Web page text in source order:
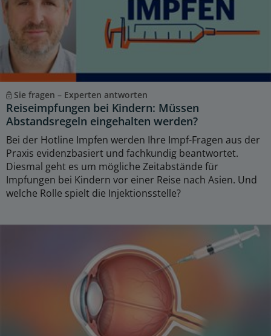
Sie fragen – Experten antworten
Reiseimpfungen bei Kindern: Müssen
Abstandsregeln eingehalten werden?
Bei der Hotline Impfen werden Ihre Impf-Fragen aus der
Praxis evidenzbasiert und fachkundig beantwortet.
Diesmal geht es um mögliche Zeitabstände für
Impfungen bei Kindern vor einer Reise nach Asien. Und
welche Rolle spielt die Injektionsstelle?